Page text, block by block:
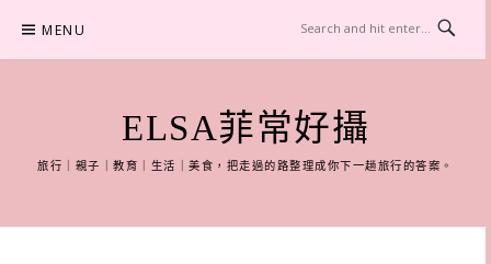
content
MENU
ELSA菲常好攝
旅行｜親子｜教育｜生活｜美食，把走過的路整理成你下一趟旅行的答案。